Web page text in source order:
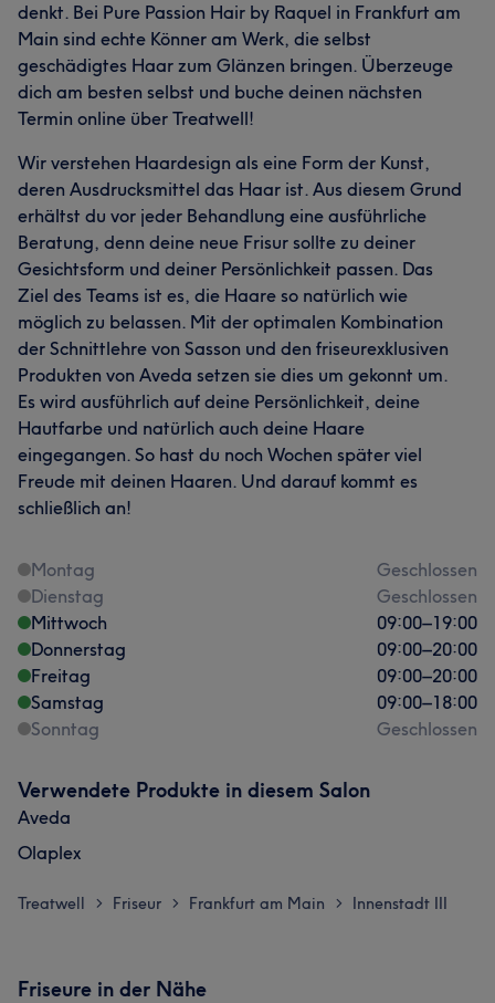
denkt. Bei Pure Passion Hair by Raquel in Frankfurt am
Main sind echte Könner am Werk, die selbst
geschädigtes Haar zum Glänzen bringen. Überzeuge
dich am besten selbst und buche deinen nächsten
Termin online über Treatwell!
Wir verstehen Haardesign als eine Form der Kunst,
deren Ausdrucksmittel das Haar ist. Aus diesem Grund
erhältst du vor jeder Behandlung eine ausführliche
Beratung, denn deine neue Frisur sollte zu deiner
Gesichtsform und deiner Persönlichkeit passen. Das
Ziel des Teams ist es, die Haare so natürlich wie
möglich zu belassen. Mit der optimalen Kombination
der Schnittlehre von Sasson und den friseurexklusiven
Produkten von Aveda setzen sie dies um gekonnt um.
Es wird ausführlich auf deine Persönlichkeit, deine
Hautfarbe und natürlich auch deine Haare
eingegangen. So hast du noch Wochen später viel
Freude mit deinen Haaren. Und darauf kommt es
schließlich an!
Montag
Geschlossen
Dienstag
Geschlossen
Mittwoch
09:00–19:00
Donnerstag
09:00–20:00
Freitag
09:00–20:00
Samstag
09:00–18:00
Sonntag
Geschlossen
Verwendete Produkte in diesem Salon
Aveda
Olaplex
Treatwell > Friseur > Frankfurt am Main > Innenstadt III
Friseure in der Nähe